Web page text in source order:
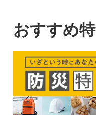
おすすめ